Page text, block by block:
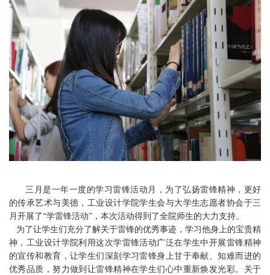
三月是一年一度的学习雷锋活动月，为了弘扬雷锋精神，更好
的传承艺术与美德，工业设计学院学生会与大学生志愿者协会于三
月开展了“学雷锋活动”，本次活动得到了全院师生的大力支持。
为了让学生们充分了解关于雷锋的优秀事迹，学习他身上的宝贵精
神，工业设计学院利用这次学雷锋活动广泛在学生中开展雷锋精神
的宣传和教育，让学生们深刻学习雷锋身上甘于奉献、知难而进的
优秀品质，努力做到让雷锋精神在学生们心中重新焕发光彩。关于